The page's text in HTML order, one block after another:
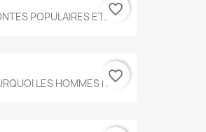
POPULAIRES ET...favorite_border
LES HOMMES N...favorite_border